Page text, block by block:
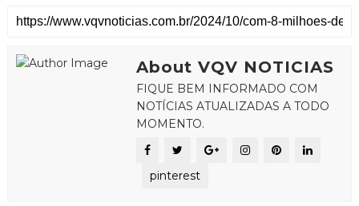
About VQV NOTICIAS
FIQUE BEM INFORMADO COM
NOTÍCIAS ATUALIZADAS A TODO
MOMENTO.
pinterest